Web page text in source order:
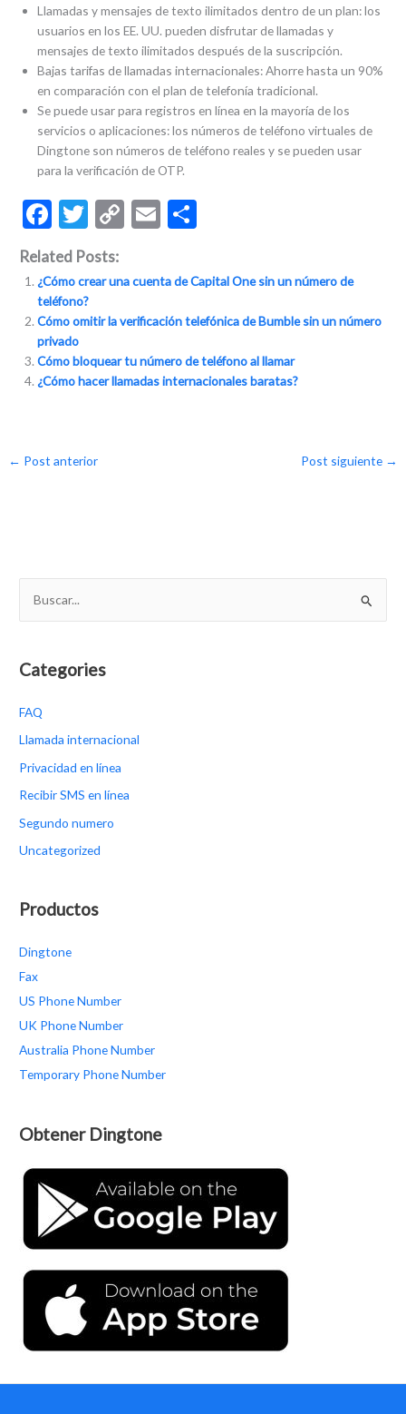
Llamadas y mensajes de texto ilimitados dentro de un plan: los
usuarios en los EE. UU. pueden disfrutar de llamadas y
mensajes de texto ilimitados después de la suscripción.
Bajas tarifas de llamadas internacionales: Ahorre hasta un 90%
en comparación con el plan de telefonía tradicional.
Se puede usar para registros en línea en la mayoría de los
servicios o aplicaciones: los números de teléfono virtuales de
Dingtone son números de teléfono reales y se pueden usar
para la verificación de OTP.
F
ac
e
b
o
o
k
T
w
itt
er
C
p
Li
n
k
E
ai m
ar
ti
r
Related Posts:
¿Cómo crear una cuenta de Capital One sin un número de
teléfono?
Cómo omitir la verificación telefónica de Bumble sin un número
privado
Cómo bloquear tu número de teléfono al llamar
¿Cómo hacer llamadas internacionales baratas?
← Post anterior Post siguiente →
c
r
p
o
Categories
FAQ
Llamada internacional
Privacidad en línea
Recibir SMS en línea
Segundo numero
Uncategorized
Productos
Dingtone
Fax
US Phone Number
UK Phone Number
Australia Phone Number
Temporary Phone Number
Obtener Dingtone